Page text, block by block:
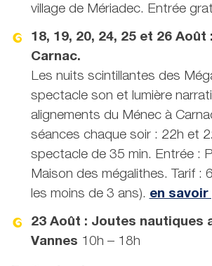
village de Mériadec. Entrée
18, 19, 20, 24, 25 et 26 Août
Carnac.
Les nuits scintillantes des
spectacle son et lumière
alignements du Ménec à
séances chaque soir : 22h et
spectacle de 35 min. Entrée :
Maison des mégalithes. Tarif :
les moins de 3 ans). en savoir
23 Août : Joutes nautiques
Vannes 10h – 18h